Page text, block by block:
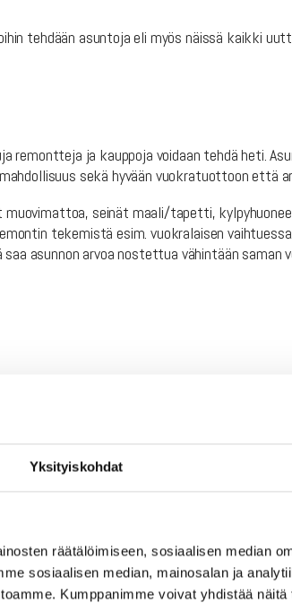
Yksityiskohdat
räätälöimiseen, sosiaalisen median
sosiaalisen median, mainosalan ja
Kumppanimme voivat yhdistää näitä
tehdään asuntoja eli myös näissä kaikki
remontteja ja kauppoja voidaan tehdä heti.
sekä hyvään vuokratuottoon että
seinät maali/tapetti,
tekemistä esim. vuokralaisen
asunnon arvoa nostettua vähintään saman
ilmoittautua jonotuslistalle lähettämällä
tällä hetkellä 8 sijoittajaa.